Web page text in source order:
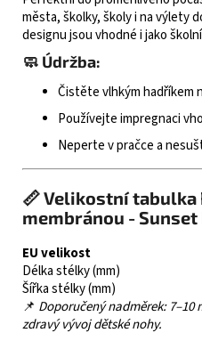
města, školky, školy i na výlety
designu jsou vhodné i jako
🧼 Údržba:
Čistěte vlhkým hadříkem
Používejte impregnaci
Neperte v pračce a
📏 Velikostní tabulka
membránou - Sunset
EU velikost
Délka stélky (mm)
Šířka stélky (mm)
📌 Doporučený nadměrek:
zdravý vývoj dětské nohy.